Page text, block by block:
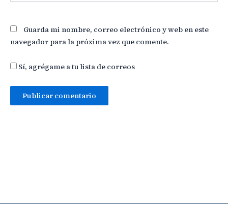
Guarda mi nombre, correo electrónico y web en este
navegador para la próxima vez que comente.
Sí, agrégame a tu lista de correos